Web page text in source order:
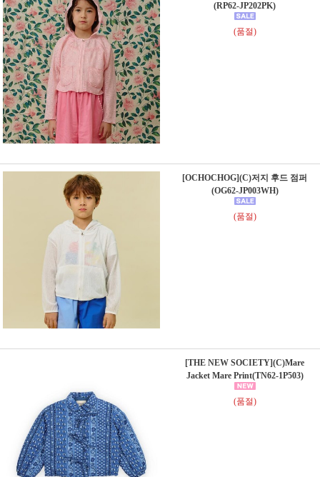
(RP62-JP202PK)
(품절)
[OCHOCHOG](C)저지 후드 점퍼
(OG62-JP003WH)
(품절)
[THE NEW SOCIETY](C)Mare
Jacket Mare Print(TN62-1P503)
(품절)